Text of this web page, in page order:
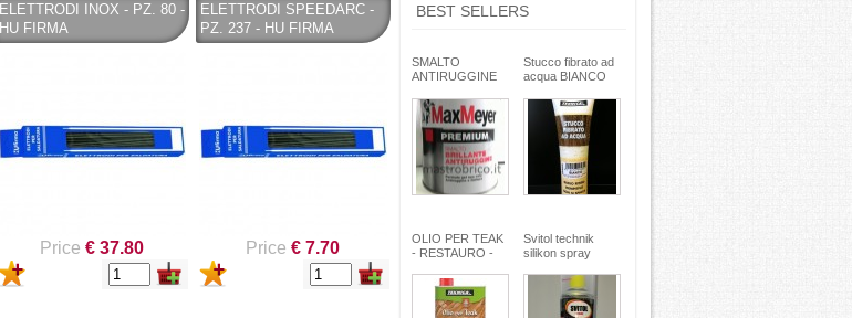
ELETTRODI INOX - PZ. 80 -
HU FIRMA
Price € 37.80
ELETTRODI SPEEDARC -
PZ. 237 - HU FIRMA
Price € 7.70
BEST SELLERS
SMALTO
ANTIRUGGINE
gel - non cola -
Max Meyer
Stucco fibrato ad
acqua BIANCO
riempitivo non si
spacca -
TEKNICA
OLIO PER TEAK
- RESTAURO -
di oli pregiati -
MaxMeyer -
TEKNICA
Svitol technik
silikon spray